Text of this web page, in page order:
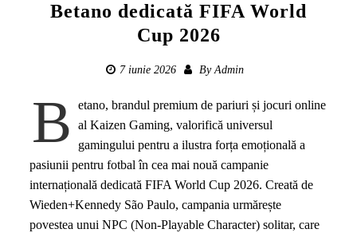
Betano dedicată FIFA World
Cup 2026
7 iunie 2026 ByAdmin
B
etano, brandul premium de pariuri și jocuri online
al Kaizen Gaming, valorifică universul
gamingului pentru a ilustra forța emoțională a
pasiunii pentru fotbal în cea mai nouă campanie
internațională dedicată FIFA World Cup 2026. Creată de
Wieden+Kennedy São Paulo, campania urmărește
povestea unui NPC (Non-Playable Character) solitar, care